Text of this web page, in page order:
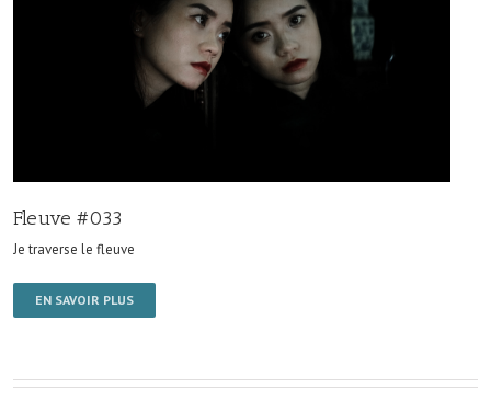
Fleuve #033
Je traverse le fleuve
EN SAVOIR PLUS